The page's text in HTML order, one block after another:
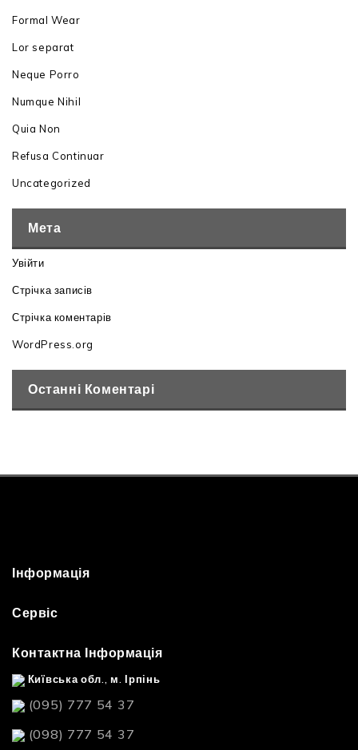
Formal Wear
Lor separat
Neque Porro
Numque Nihil
Quia Non
Refusa Continuar
Uncategorized
Мета
Увійти
Стрічка записів
Стрічка коментарів
WordPress.org
Останні Коментарі
Інформація
Сервіс
Контактна Інформація
Київська обл., м. Ірпінь
(095) 777 54 37
(098) 777 54 37